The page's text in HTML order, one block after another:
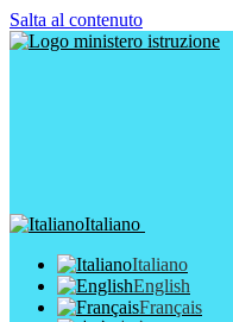
Salta al contenuto
Italiano
Italiano
English
Français